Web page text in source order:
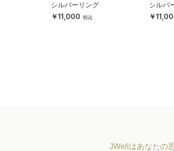
シルバーリング
11,000
シルバ
JWellはあなたの